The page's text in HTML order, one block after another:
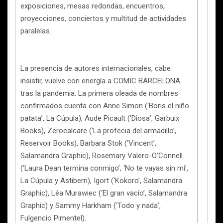
exposiciones, mesas redondas, encuentros,
proyecciones, conciertos y multitud de actividades
paralelas.
La presencia de autores internacionales, cabe
insistir, vuelve con energía a COMIC BARCELONA
tras la pandemia. La primera oleada de nombres
confirmados cuenta con Anne Simon (‘Boris el niño
patata’, La Cúpula), Aude Picault (‘Diosa’, Garbuix
Books), Zerocalcare (‘La profecia del armadillo’,
Reservoir Books), Barbara Stok (‘Vincent’,
Salamandra Graphic), Rosemary Valero-O’Connell
(‘Laura Dean termina conmigo’, ‘No te vayas sin mi’,
La Cúpula y Astiberri), Igort (‘Kokoro’, Salamandra
Graphic), Léa Murawiec (‘El gran vacío’, Salamandra
Graphic) y Sammy Harkham (‘Todo y nada’,
Fulgencio Pimentel).